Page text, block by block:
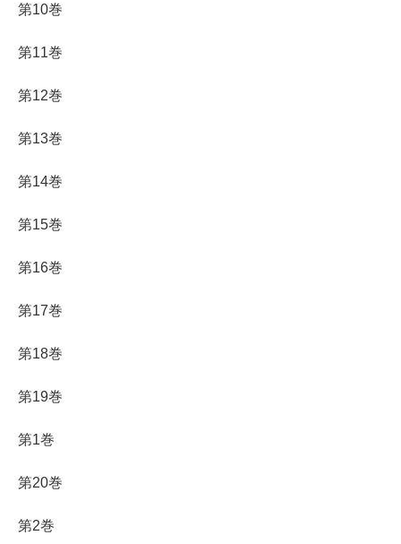
第10巻
第11巻
第12巻
第13巻
第14巻
第15巻
第16巻
第17巻
第18巻
第19巻
第1巻
第20巻
第2巻